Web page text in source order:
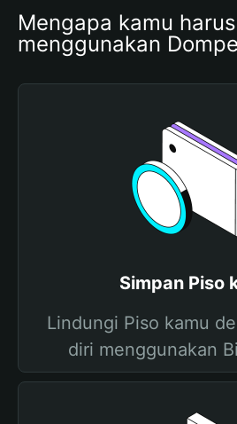
Mengapa kamu harus
menggunakan
Simpan Piso
Lindungi Piso kamu
diri menggunakan